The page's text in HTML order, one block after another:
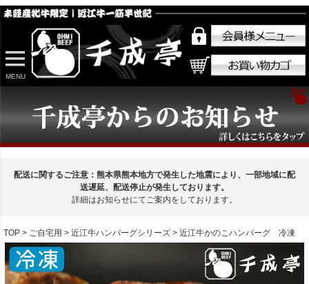
MENU
配送に関するご注意：熊本県熊本地方で発生した地震により、一部地域に配
送遅延、配送停止が発生しております。
詳細はお知らせにてご案内をしております。
TOP ご自宅用 近江牛ハンバーグシリーズ 近江牛かのこハンバーグ 冷凍